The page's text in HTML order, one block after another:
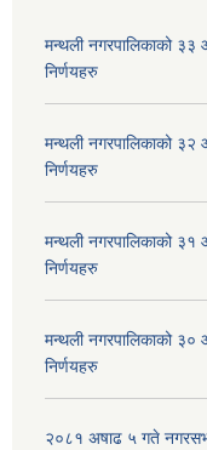
मन्थली नगरपालिकाको ३३
निर्णयहरु
मन्थली नगरपालिकाको ३२
निर्णयहरु
मन्थली नगरपालिकाको ३१
निर्णयहरु
मन्थली नगरपालिकाको ३०
निर्णयहरु
२०८१ अषाढ ५ गते